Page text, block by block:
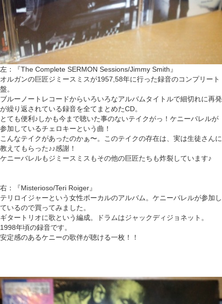
左：『The Complete SERMON Sessions/Jimmy Smith』
オルガンの巨匠ジミースミスが1957,58年に行った録音のコンプリート
盤。
ブルーノートレコードからいろいろなアルバムタイトルで細切れに再発
が繰り返されている録音を全てまとめたCD。
とても便利♪しかも今まで聴いた事のないテイクがっ！ケニーバレルが
参加しているチェロキーという曲！
こんなテイクがあったのかぁ〜。このテイクの存在は、実は生徒さんに
教えてもらった♪♪感謝！
ケニーバレルもジミースミスもその他の巨匠たちも炸裂しています♪
右：『Misterioso/Teri Roiger』
テリロイジャーという女性ボーカルのアルバム。ケニーバレルが参加し
ているので買ってみました。
ギタートリオに歌という編成。ドラムはジャックディジョネット。
1998年頃の録音です。
安定感のあるケニーの歌伴が聴ける一枚！！